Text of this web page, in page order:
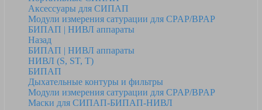
Аксессуары для СИПАП
Модули измерения сатурации для CPAP/BPAP
БИПАП | НИВЛ аппараты
Назад
БИПАП | НИВЛ аппараты
НИВЛ (S, ST, T)
БИПАП
Дыхательные контуры и фильтры
Модули измерения сатурации для CPAP/BPAP
Маски для СИПАП-БИПАП-НИВЛ